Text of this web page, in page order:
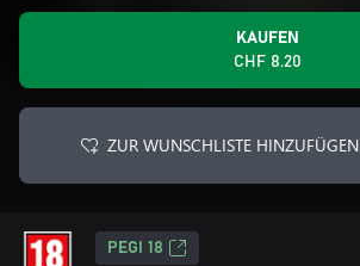
KAUFEN
CHF 8.20
ZUR WUNSCHLISTE HINZUFÜGEN
PEGI 18